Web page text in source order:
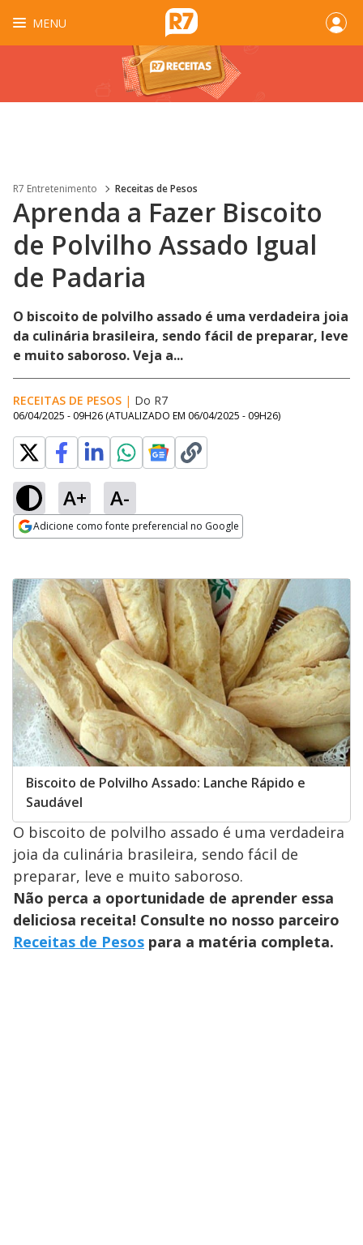
MENU
R7 Entretenimento Receitas de Pesos
Aprenda a Fazer Biscoito
de Polvilho Assado Igual
de Padaria
O biscoito de polvilho assado é uma verdadeira joia
da culinária brasileira, sendo fácil de preparar, leve
e muito saboroso. Veja a...
RECEITAS DE PESOS | Do R7
06/04/2025 - 09H26 (ATUALIZADO EM 06/04/2025 - 09H26)
A+ A-
Adicione como fonte preferencial no Google
Biscoito de Polvilho Assado: Lanche Rápido e
Saudável
O biscoito de polvilho assado é uma verdadeira
joia da culinária brasileira, sendo fácil de
preparar, leve e muito saboroso.
Não perca a oportunidade de aprender essa
deliciosa receita! Consulte no nosso parceiro
Receitas de Pesos para a matéria completa.